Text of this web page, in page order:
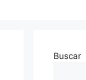
Buscar